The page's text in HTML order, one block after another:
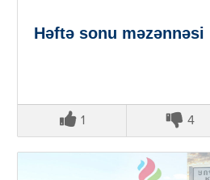
Həftə sonu məzənnəsi
1 4